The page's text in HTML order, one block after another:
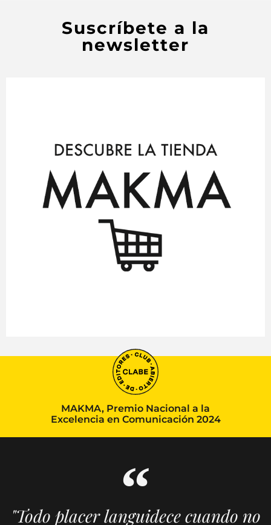
Suscríbete a la
newsletter
MAKMA, Premio Nacional a la
Excelencia en Comunicación 2024
"Todo placer languidece cuando no